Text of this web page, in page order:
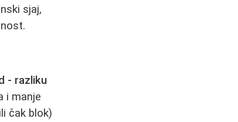
sjaj,
- razliku
i manje
čak blok)